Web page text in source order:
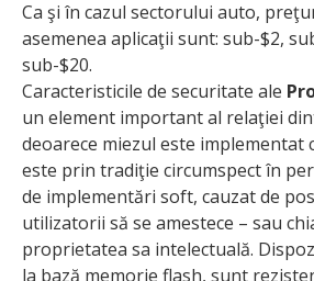
Ca şi în cazul sectorului auto,
asemenea aplicaţii sunt: sub-$2,
sub-$20.
Caracteristicile de securitate ale
un element important al relaţiei
deoarece miezul este implementat
este prin tradiţie circumspect în
de implementări soft, cauzat de
utilizatorii să se amestece – sau
proprietatea sa intelectuală.
la bază memorie flash, sunt